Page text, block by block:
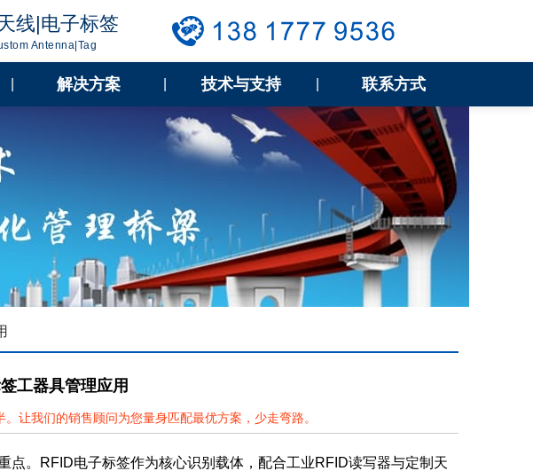
线|电子标签
Antenna|Tag
解决方案 技术与支持 联系方式
工器具管理应用
让我们的销售顾问为您量身匹配最优方案，少走弯路。
。RFID电子标签作为核心识别载体，配合工业RFID读写器与定制天